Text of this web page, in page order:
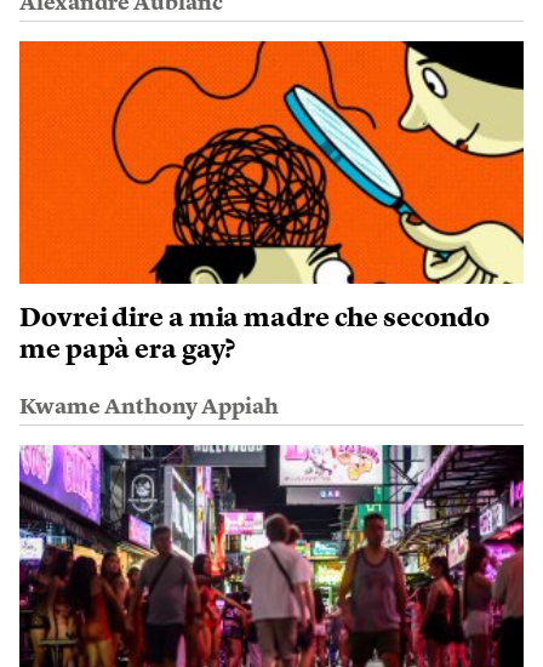
Dovrei dire a mia madre che secondo
me papà era gay?
Kwame Anthony Appiah